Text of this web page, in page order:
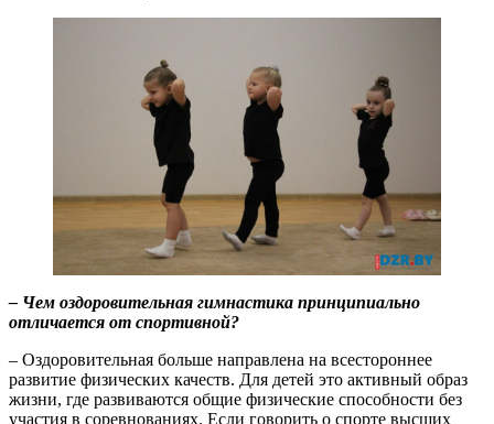
– Чем оздоровительная гимнастика принципиально
отличается от спортивной?
– Оздоровительная больше направлена на всестороннее
развитие физических качеств. Для детей это активный образ
жизни, где развиваются общие физические способности без
участия в соревнованиях. Если говорить о спорте высших